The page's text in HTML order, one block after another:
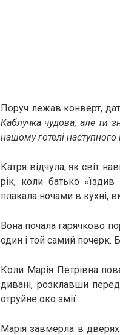
Поруч лежав конверт,
Каблучка чудова, але ти
нашому готелі наступного
Катря відчула, як світ
рік, коли батько
плакала ночами в кухні,
Вона почала гарячково
один і той самий почерк.
Коли Марія Петрівна
дивані, розклавши
отруйне око змії.
Марія завмерла в